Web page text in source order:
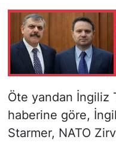
Öte yandan İngiliz
haberine göre,
Starmer, NATO